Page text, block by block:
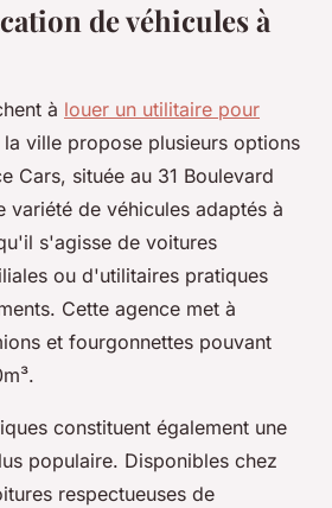
de véhicules à
à louer un utilitaire pour
la ville propose plusieurs options
Cars, située au 31 Boulevard
variété de véhicules adaptés à
s'agisse de voitures
ou d'utilitaires pratiques
Cette agence met à
et fourgonnettes pouvant
constituent également une
populaire. Disponibles chez
respectueuses de